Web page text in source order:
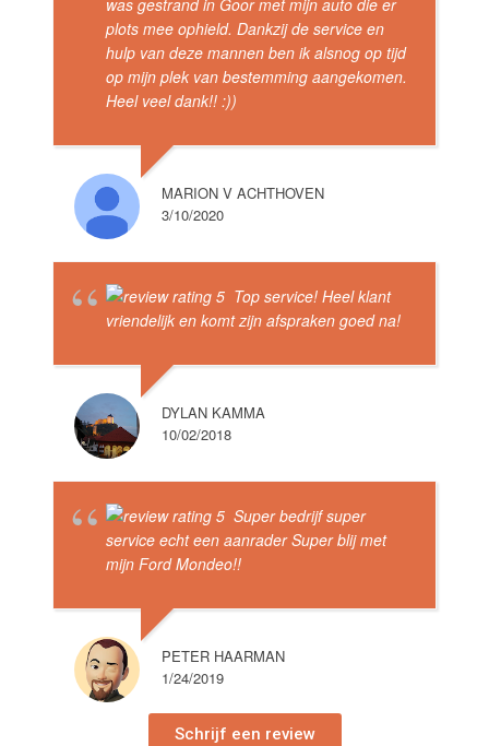
was gestrand in Goor met mijn auto die er
plots mee ophield. Dankzij de service en
hulp van deze mannen ben ik alsnog op tijd
op mijn plek van bestemming aangekomen.
Heel veel dank!! :))
MARION V ACHTHOVEN
3/10/2020
Top service! Heel klant
vriendelijk en komt zijn afspraken goed na!
DYLAN KAMMA
10/02/2018
Super bedrijf super
service echt een aanrader Super blij met
mijn Ford Mondeo!!
PETER HAARMAN
1/24/2019
Schrijf een review